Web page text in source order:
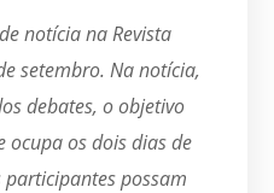
notícia na Revista
setembro. Na notícia,
debates, o objetivo
ocupa os dois dias de
possam